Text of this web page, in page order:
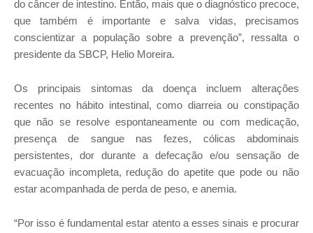
do câncer de intestino. Então, mais que o diagnóstico precoce,
que também é importante e salva vidas, precisamos
conscientizar a população sobre a prevenção”, ressalta o
presidente da SBCP, Helio Moreira.
Os principais sintomas da doença incluem alterações
recentes no hábito intestinal, como diarreia ou constipação
que não se resolve espontaneamente ou com medicação,
presença de sangue nas fezes, cólicas abdominais
persistentes, dor durante a defecação e/ou sensação de
evacuação incompleta, redução do apetite que pode ou não
estar acompanhada de perda de peso, e anemia.
“Por isso é fundamental estar atento a esses sinais e procurar